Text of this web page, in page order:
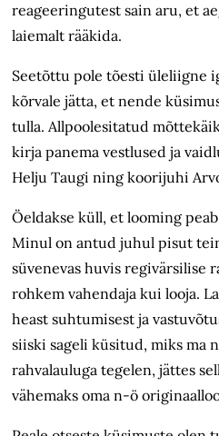
reageeringutest sain aru, et
laiemalt rääkida.
Seetõttu pole tõesti üleliigne
kõrvale jätta, et nende
tulla. Allpoolesitatud
kirja panema vestlused ja
Helju Taugi ning koorijuhi
Öeldakse küll, et looming
Minul on antud juhul pisut
süvenevas huvis regivärsilise
rohkem vahendaja kui looja.
heast suhtumisest ja
siiski sageli küsitud, miks ma
rahvalauluga tegelen, jättes
vähemaks oma n-ö